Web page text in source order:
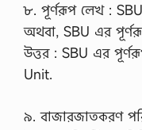
৮. পূর্ণরূপ লেখ :
অথবা, SBU এর
উত্তর : SBU এর
Unit.
৯. বাজারজাতকরণ